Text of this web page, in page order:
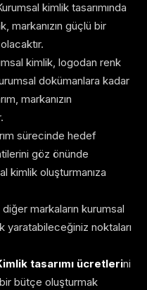
kimlik tasarımında
markanızın güçlü bir
kimlik, logodan renk
dokümanlara kadar
markanızın
sürecinde hedef
göz önünde
kimlik oluşturmanıza
markaların kurumsal
yaratabileceğiniz noktaları
tasarımı ücretlerini
bütçe oluşturmak